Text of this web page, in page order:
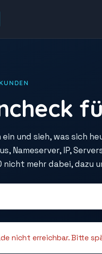
ein und sieh, was sich
Nameserver, IP,
nicht mehr dabei, dazu
nicht erreichbar. Bitte